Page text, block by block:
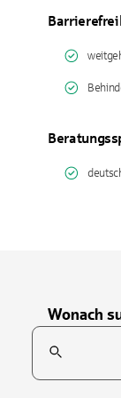
Wonach
Suchfeld